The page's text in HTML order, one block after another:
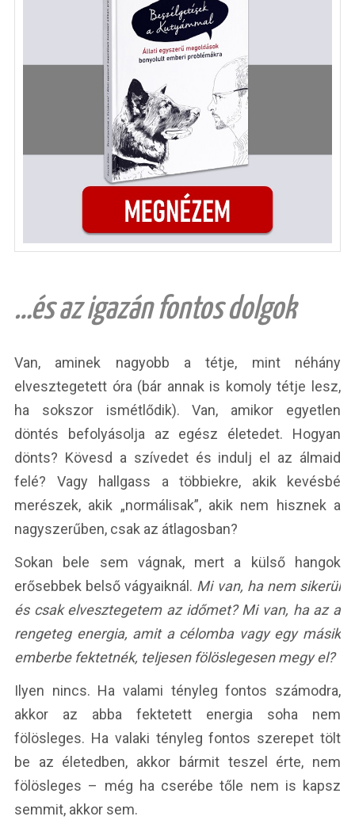
…és az igazán fontos dolgok
Van, aminek nagyobb a tétje, mint néhány
elvesztegetett óra (bár annak is komoly tétje lesz,
ha sokszor ismétlődik). Van, amikor egyetlen
döntés befolyásolja az egész életedet. Hogyan
dönts? Kövesd a szívedet és indulj el az álmaid
felé? Vagy hallgass a többiekre, akik kevésbé
merészek, akik „normálisak”, akik nem hisznek a
nagyszerűben, csak az átlagosban?
Sokan bele sem vágnak, mert a külső hangok
erősebbek belső vágyaiknál. Mi van, ha nem sikerül
és csak elvesztegetem az időmet? Mi van, ha az a
rengeteg energia, amit a célomba vagy egy másik
emberbe fektetnék, teljesen fölöslegesen megy el?
Ilyen nincs. Ha valami tényleg fontos számodra,
akkor az abba fektetett energia soha nem
fölösleges. Ha valaki tényleg fontos szerepet tölt
be az életedben, akkor bármit teszel érte, nem
fölösleges – még ha cserébe tőle nem is kapsz
semmit, akkor sem.